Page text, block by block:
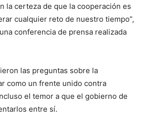
la certeza de que la cooperación es
cualquier reto de nuestro tiempo”,
conferencia de prensa realizada
las preguntas sobre la
como un frente unido contra
el temor a que el gobierno de
entre sí.